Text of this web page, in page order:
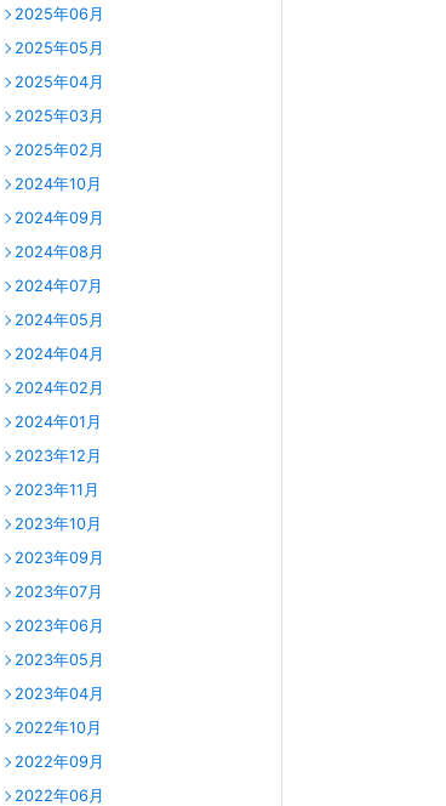
2025年06月
2025年05月
2025年04月
2025年03月
2025年02月
2024年10月
2024年09月
2024年08月
2024年07月
2024年05月
2024年04月
2024年02月
2024年01月
2023年12月
2023年11月
2023年10月
2023年09月
2023年07月
2023年06月
2023年05月
2023年04月
2022年10月
2022年09月
2022年06月